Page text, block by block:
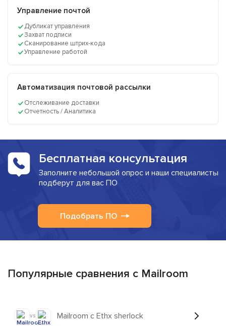
Управление почтой
Дубликат управления
Захват подписи
Сканирование штрих-кода
Управление работой
Автоматизация почтовой рассылки
Отслеживание доставки
Отчетность / Аналитика
Бесплатная консультация
Заполните небольшой опрос и наши специалисты
подберут для вас ПО
Подобрать ПО
Популярные сравнения с Mailroom
vs Mailroom с Ethx sherlock